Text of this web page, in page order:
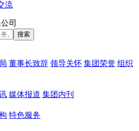
流
董事长致辞 领导关怀 集团荣誉 组织
媒体报道 集团内刊
特色服务